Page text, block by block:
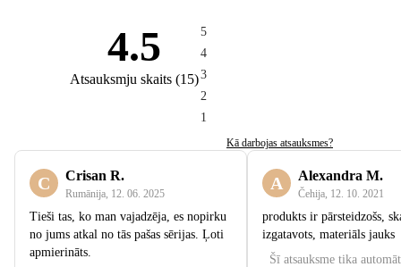
4.5
Atsauksmju skaits (15)
5
4
3
2
1
Kā darbojas atsauksmes?
C Crisan R.
Rumānija 12. 06. 2025
Tieši tas, ko man vajadzēja, es nopirku
no jums atkal no tās pašas sērijas. Ļoti
apmierināts.
A Alexandra M.
Čehija 12. 10. 2021
produkts ir pārsteidzošs,
izgatavots, materiāls jauks
Šī atsauksme tika